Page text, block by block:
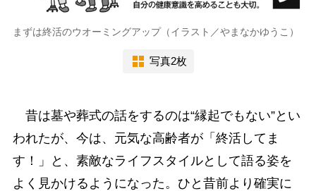
まずは終活のウオーミングアップ（イラスト／やまなかゆうこ）
写真2枚
昔は墓や葬式の話をするのは“縁起でもない”とい
われたが、今は、元気な高齢者が「終活してま
す！」と、素敵なライフスタイルとして語る姿を
よく見かけるようになった。ひと昔前より確実に